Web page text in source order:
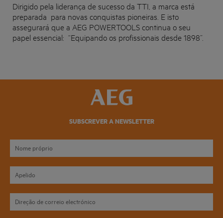
Dirigido pela liderança de sucesso da TTI, a marca está
preparada para novas conquistas pioneiras. E isto
assegurará que a AEG POWERTOOLScontinua o seu
papel essencial: “Equipando os profissionais desde 1898”.
SUBSCREVER A NEWSLETTER